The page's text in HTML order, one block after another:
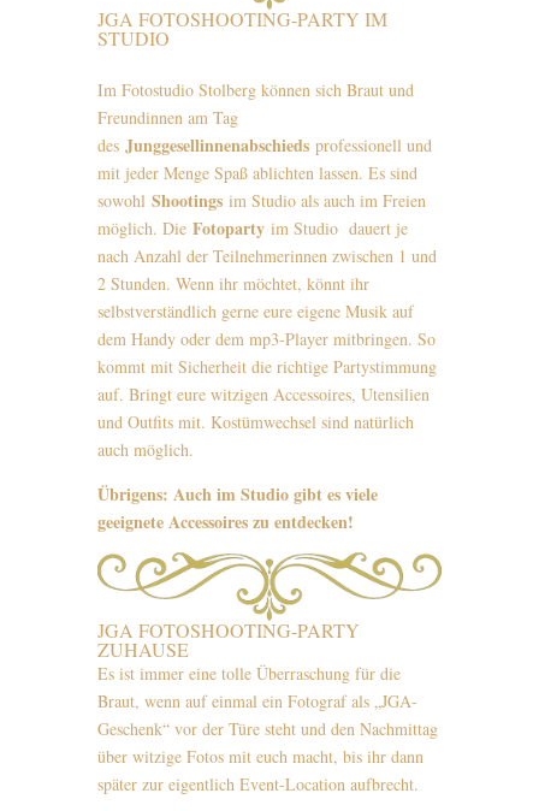
JGA FOTOSHOOTING-PARTY IM
STUDIO
Im Fotostudio Stolberg können sich Braut und
Freundinnen am Tag
des Junggesellinnenabschiedsprofessionell und
mit jeder Menge Spaß ablichten lassen. Es sind
sowohl Shootingsim Studio als auch im Freien
möglich. Die Fotopartyim Studio dauert je
nach Anzahl der Teilnehmerinnen zwischen 1 und
2 Stunden. Wenn ihr möchtet, könnt ihr
selbstverständlich gerne eure eigene Musik auf
dem Handy oder dem mp3-Player mitbringen. So
kommt mit Sicherheit die richtige Partystimmung
auf. Bringt eure witzigen Accessoires, Utensilien
und Outfits mit. Kostümwechsel sind natürlich
auch möglich.
Übrigens: Auch im Studio gibt es viele
geeignete Accessoires zu entdecken!
JGA FOTOSHOOTING-PARTY
ZUHAUSE
Es ist immer eine tolle Überraschung für die
Braut, wenn auf einmal ein Fotograf als „JGA-
Geschenk“ vor der Türe steht und den Nachmittag
über witzige Fotos mit euch macht, bis ihr dann
später zur eigentlich Event-Location aufbrecht.